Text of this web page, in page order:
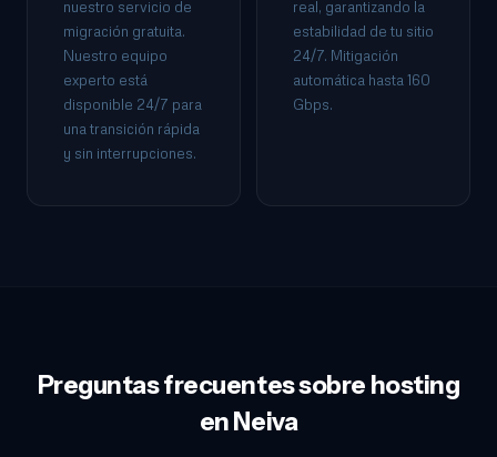
nuestro servicio de
migración gratuita.
Nuestro equipo
experto está
disponible 24/7 para
una transición rápida
y sin interrupciones.
real, garantizando la
estabilidad de tu sitio
24/7. Mitigación
automática hasta 160
Gbps.
Preguntas frecuentes sobre hosting
en Neiva